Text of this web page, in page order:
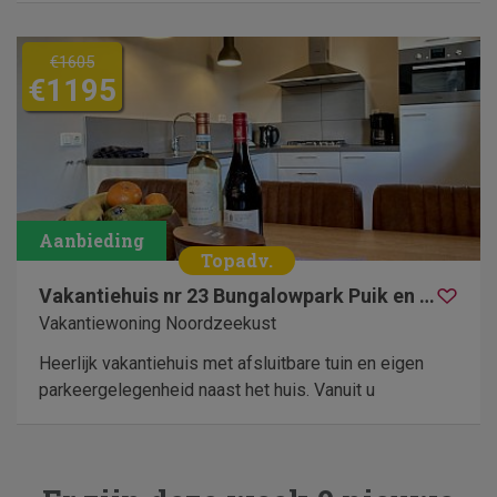
€1605
€1195
Vakantiehuis nr 23 Bungalowpark Puik en Duin
Vakantiewoning Noordzeekust
Heerlijk vakantiehuis met afsluitbare tuin en eigen
parkeergelegenheid naast het huis. Vanuit u